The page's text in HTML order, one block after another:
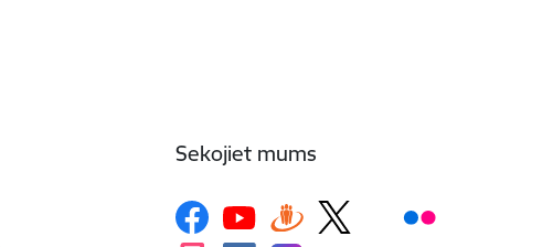
Sekojiet mums